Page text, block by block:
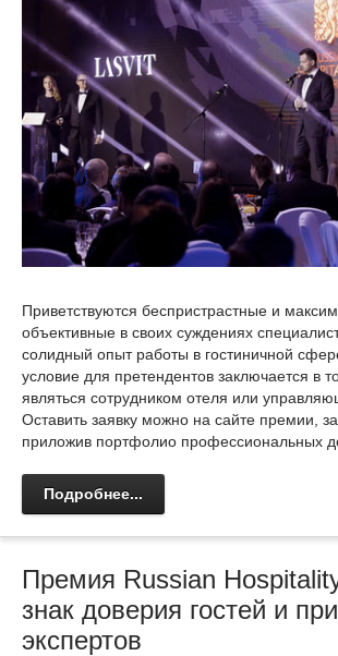
Приветствуются беспристрастные и
объективные в своих суждениях
солидный опыт работы в гостиничной
условие для претендентов заключается в
являться сотрудником отеля или
Оставить заявку можно на сайте премии,
приложив портфолио профессиональных
Подробнее...
Премия Russian
знак доверия гостей и
экспертов